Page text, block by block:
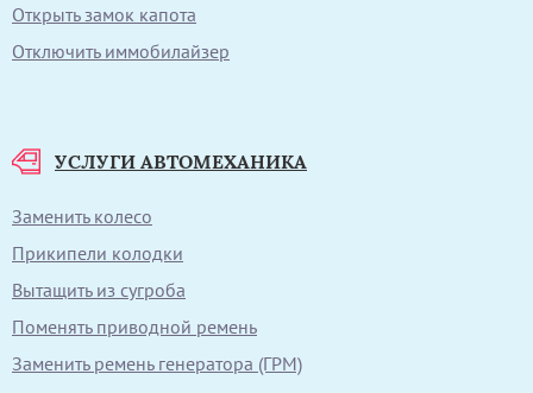
Открыть замок капота
Отключить иммобилайзер
УСЛУГИ АВТОМЕХАНИКА
Заменить колесо
Прикипели колодки
Вытащить из сугроба
Поменять приводной ремень
Заменить ремень генератора (ГРМ)